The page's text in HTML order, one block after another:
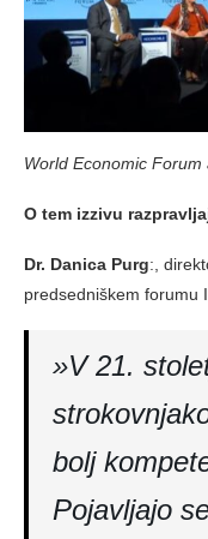
World Economic
O tem izzivu
Dr. Danica Purg:,
predsedniškem forumu
»V 21.
bolj
Pojavljajo